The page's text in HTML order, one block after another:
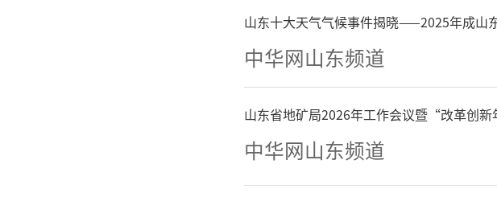
障等工作，2025年
士后总量达到129人。
一是强化平台
博士后平台，常
山东十大天气气候事件揭晓——2025年成山
中华网山东频道
山东省地矿局2026年工作会议暨“改革创
中华网山东频道